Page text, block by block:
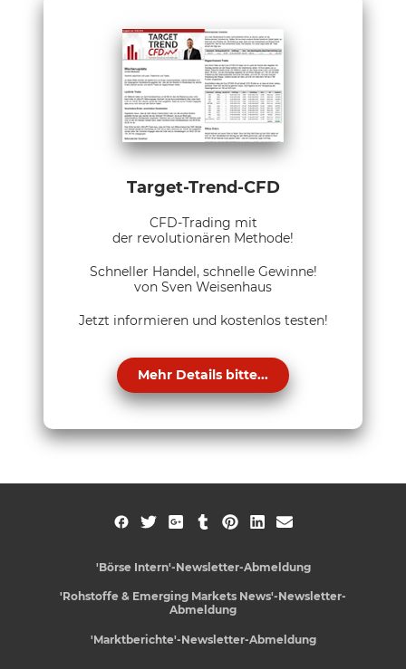
Target-Trend-CFD
CFD-Trading mit
der revolutionären Methode!
Schneller Handel, schnelle Gewinne!
von Sven Weisenhaus
Jetzt informieren und kostenlos testen!
Mehr Details bitte...
'Börse Intern'-Newsletter-Abmeldung
'Rohstoffe & Emerging Markets News'-Newsletter-
Abmeldung
'Marktberichte'-Newsletter-Abmeldung